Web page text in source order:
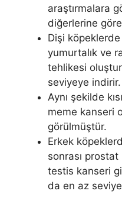
araştırmalara
diğerlerine
Dişi köpeklerde
yumurtalık ve
tehlikesi
seviyeye indirir.
Aynı şekilde
meme kanseri
görülmüştür.
Erkek
sonrası prostat
testis kanseri
da en az